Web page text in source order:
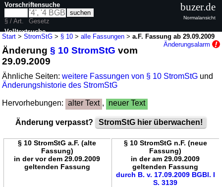
Start >StromStG > § 10 >alle Fassungen >a.F. Fassung ab 29.09.2009
Änderungsalarm
Änderung§ 10 StromStG vom
29.09.2009
Ähnliche Seiten:weitere Fassungen von § 10 StromStG und
Änderungshistorie des StromStG
Hervorhebungen: alter Text , neuer Text
Änderung verpasst? StromStG hier überwachen!
§ 10 StromStG a.F. (alte
Fassung)
in der vor dem 29.09.2009
geltenden Fassung
§ 10 StromStG n.F. (neue
Fassung)
in der am 29.09.2009
geltenden Fassung
durch B. v. 17.09.2009 BGBl. I
S. 3139
Vorschriftensuche
§ / Art.
Gesetz
Volltextsuche
nur in StromStG
buzer.de
Normalansicht